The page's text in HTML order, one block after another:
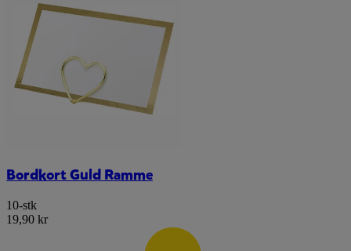
Bordkort Guld Ramme
10-stk
19,90 kr